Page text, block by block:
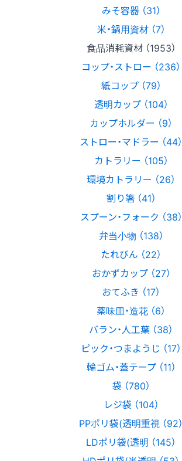
みそ容器 （31）
米・鍋用資材 （7）
食品消耗資材 （1953）
コップ・ストロー （236）
紙コップ （79）
透明カップ （104）
カップホルダー （9）
ストロー・マドラー （44）
カトラリー （105）
環境カトラリー （26）
割り箸 （41）
スプーン・フォーク （38）
弁当小物 （138）
たれびん （22）
おかずカップ （27）
おてふき （17）
薬味皿・造花 （6）
バラン・人工葉 （38）
ピック・つまようじ （17）
輪ゴム・蓋テープ （11）
袋 （780）
レジ袋 （104）
PPポリ袋(透明重視 （92）
LDポリ袋(透明 （145）